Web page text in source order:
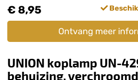
€ 8,95
Ontvang meer
UNION koplamp UN-
behuizing,